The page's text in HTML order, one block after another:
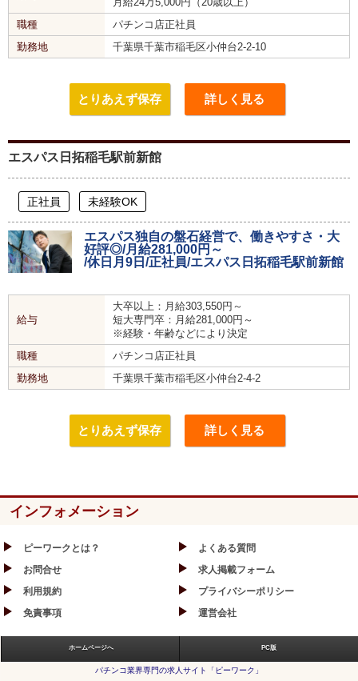
職種
パチンコ店正社員
勤務地
千葉県千葉市稲毛区小仲台2-2-10
とりあえず保存 詳しく見る
エスパス日拓稲毛駅前新館
正社員 未経験OK
エスパス独自の盤石経営で、働きやすさ・大
好評◎/月給281,000円～
/休日月9日/正社員/エスパス日拓稲毛駅前新館
給与
大卒以上：月給303,550円～
短大専門卒：月給281,000円～
※経験・年齢などにより決定
職種
パチンコ店正社員
勤務地
千葉県千葉市稲毛区小仲台2-4-2
とりあえず保存 詳しく見る
インフォメーション
ピーワークとは？
よくある質問
お問合せ
求人掲載フォーム
利用規約
プライバシーポリシー
免責事項
運営会社
ホームページへ PC版
パチンコ業界専門の求人サイト「ピーワーク」